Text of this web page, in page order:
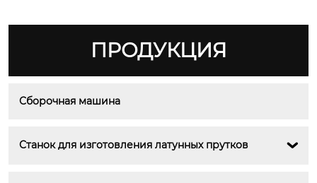
ПРОДУКЦИЯ
Сборочная машина
Станок для изготовления латунных прутков 